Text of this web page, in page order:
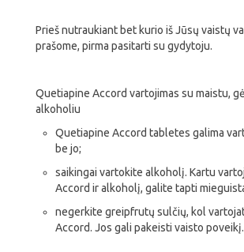
Prieš nutraukiant bet kurio iš Jūsų vaistų
prašome, pirma pasitarti su gydytoju.
Quetiapine Accord vartojimas su maistu,
alkoholiu
Quetiapine Accord tabletes galima
be jo;
saikingai vartokite alkoholį. Kartu
Accord ir alkoholį, galite tapti
negerkite greipfrutų sulčių, kol
Accord. Jos gali pakeisti vaisto poveikį.